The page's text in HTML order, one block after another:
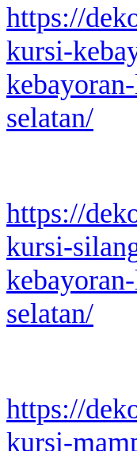
https://
kursi-
selatan/
https://
kursi-
selatan/
https://
kursi-